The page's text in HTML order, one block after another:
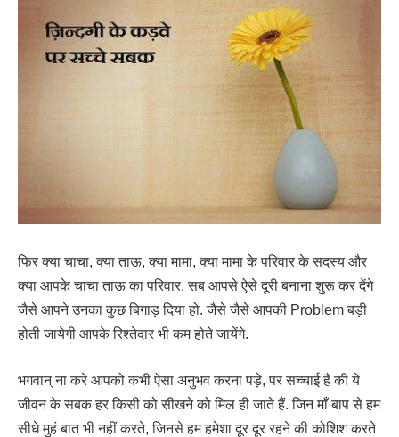
फिर क्या चाचा, क्या ताऊ, क्या मामा, क्या मामा के परिवार के सदस्य और
क्या आपके चाचा ताऊ का परिवार. सब आपसे ऐसे दूरी बनाना शुरू कर देंगे
जैसे आपने उनका कुछ बिगाड़ दिया हो. जैसे जैसे आपकी Problem बड़ी
होती जायेगी आपके रिश्तेदार भी कम होते जायेंगे.
भगवान् ना करे आपको कभी ऐसा अनुभव करना पड़े, पर सच्चाई है की ये
जीवन के सबक हर किसी को सीखने को मिल ही जाते हैं. जिन माँ बाप से हम
सीधे मुहं बात भी नहीं करते, जिनसे हम हमेशा दूर दूर रहने की कोशिश करते